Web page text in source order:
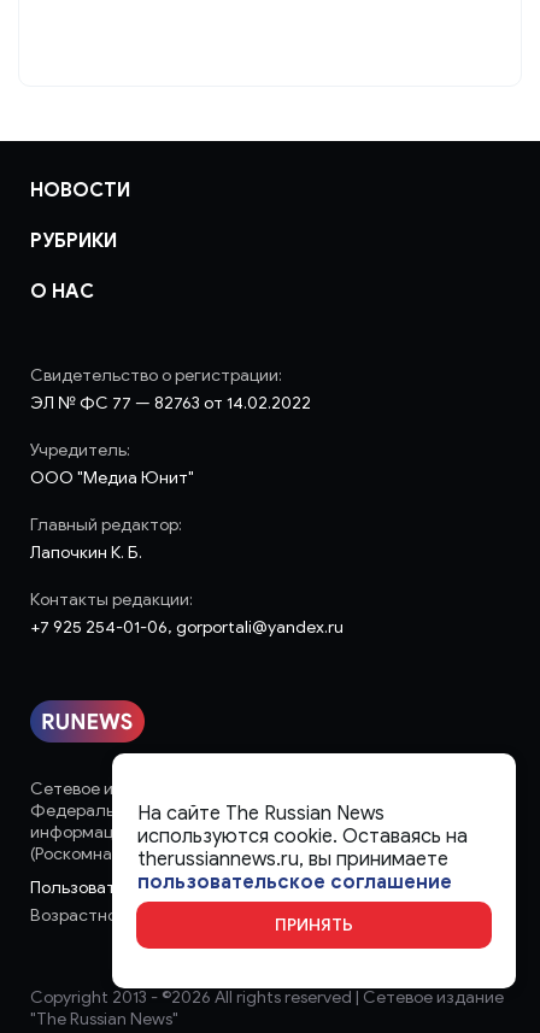
НОВОСТИ
РУБРИКИ
О НАС
Сетевое издание «runews» (18+) зарегистрировано в
Федеральной службе по надзору в сфере связи,
информационных технологий и массовых коммуникаций
(Роскомнадзор)
Пользовательское соглашение
Возрастное ограничение:
Свидетельство о регистрации:
ЭЛ № ФС 77 — 82763 от 14.02.2022
Учредитель:
ООО "Медиа Юнит"
Главный редактор:
Лапочкин К. Б.
Контакты редакции:
+7 925 254-01-06, gorportali@yandex.ru
Copyright 2013 - ©2026 All rights reserved | Сетевое издание
"The Russian News"
На сайте The Russian News
используются cookie. Оставаясь на
therussiannews.ru, вы принимаете
пользовательское соглашение
ПРИНЯТЬ